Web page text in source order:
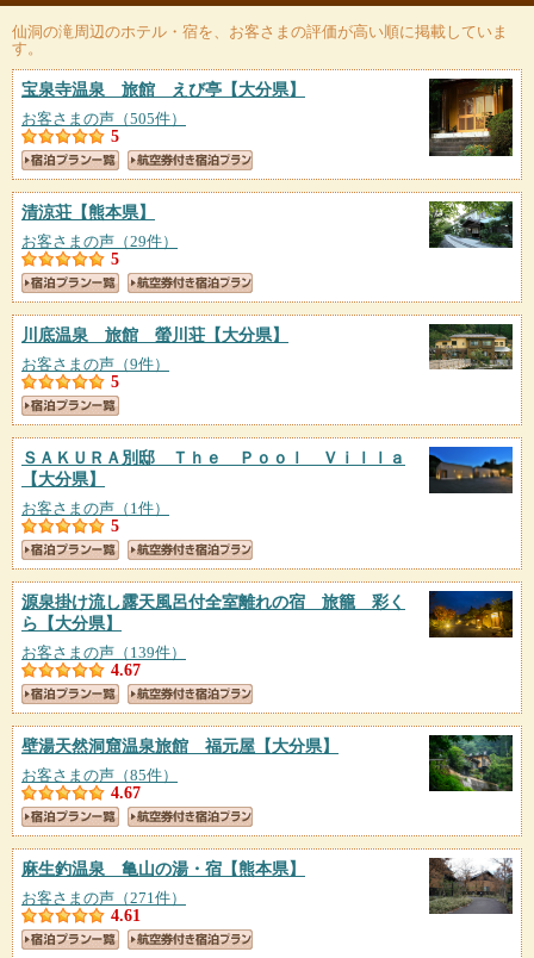
仙洞の滝周辺のホテル・宿を、お客さまの評価が高い順に掲載していま
す。
宝泉寺温泉 旅館 えび亭 【大分県】
お客さまの声（505件）
5
清涼荘 【熊本県】
お客さまの声（29件）
5
川底温泉 旅館 螢川荘 【大分県】
お客さまの声（9件）
5
ＳＡＫＵＲＡ別邸 Ｔｈｅ Ｐｏｏｌ Ｖｉｌｌａ
【大分県】
お客さまの声（1件）
5
源泉掛け流し露天風呂付全室離れの宿 旅籠 彩く
ら 【大分県】
お客さまの声（139件）
4.67
壁湯天然洞窟温泉旅館 福元屋 【大分県】
お客さまの声（85件）
4.67
麻生釣温泉 亀山の湯・宿 【熊本県】
お客さまの声（271件）
4.61